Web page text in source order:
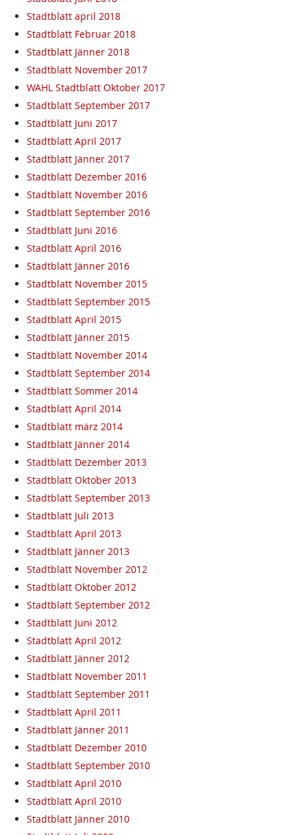
Stadtblatt april 2018
Stadtblatt Februar 2018
Stadtblatt Jänner 2018
Stadtblatt November 2017
WAHL Stadtblatt Oktober 2017
Stadtblatt September 2017
Stadtblatt Juni 2017
Stadtblatt April 2017
Stadtblatt Jänner 2017
Stadtblatt Dezember 2016
Stadtblatt November 2016
Stadtblatt September 2016
Stadtblatt Juni 2016
Stadtblatt April 2016
Stadtblatt Jänner 2016
Stadtblatt November 2015
Stadtblatt September 2015
Stadtblatt April 2015
Stadtblatt Jänner 2015
Stadtblatt November 2014
Stadtblatt September 2014
Stadtblatt Sommer 2014
Stadtblatt April 2014
Stadtblatt märz 2014
Stadtblatt Jänner 2014
Stadtblatt Dezember 2013
Stadtblatt Oktober 2013
Stadtblatt September 2013
Stadtblatt Juli 2013
Stadtblatt April 2013
Stadtblatt Jänner 2013
Stadtblatt November 2012
Stadtblatt Oktober 2012
Stadtblatt September 2012
Stadtblatt Juni 2012
Stadtblatt April 2012
Stadtblatt Jänner 2012
Stadtblatt November 2011
Stadtblatt September 2011
Stadtblatt April 2011
Stadtblatt Jänner 2011
Stadtblatt Dezember 2010
Stadtblatt September 2010
Stadtblatt April 2010
Stadtblatt April 2010
Stadtblatt Jänner 2010